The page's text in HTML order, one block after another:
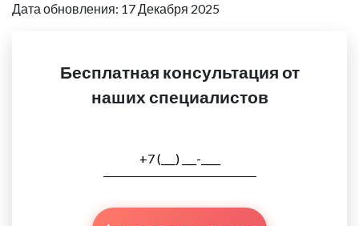
Дата обновления: 17 Декабря 2025
Бесплатная консультация от
наших специалистов